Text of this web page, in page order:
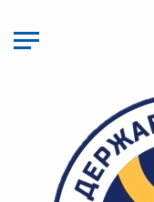
основного
матеріалу